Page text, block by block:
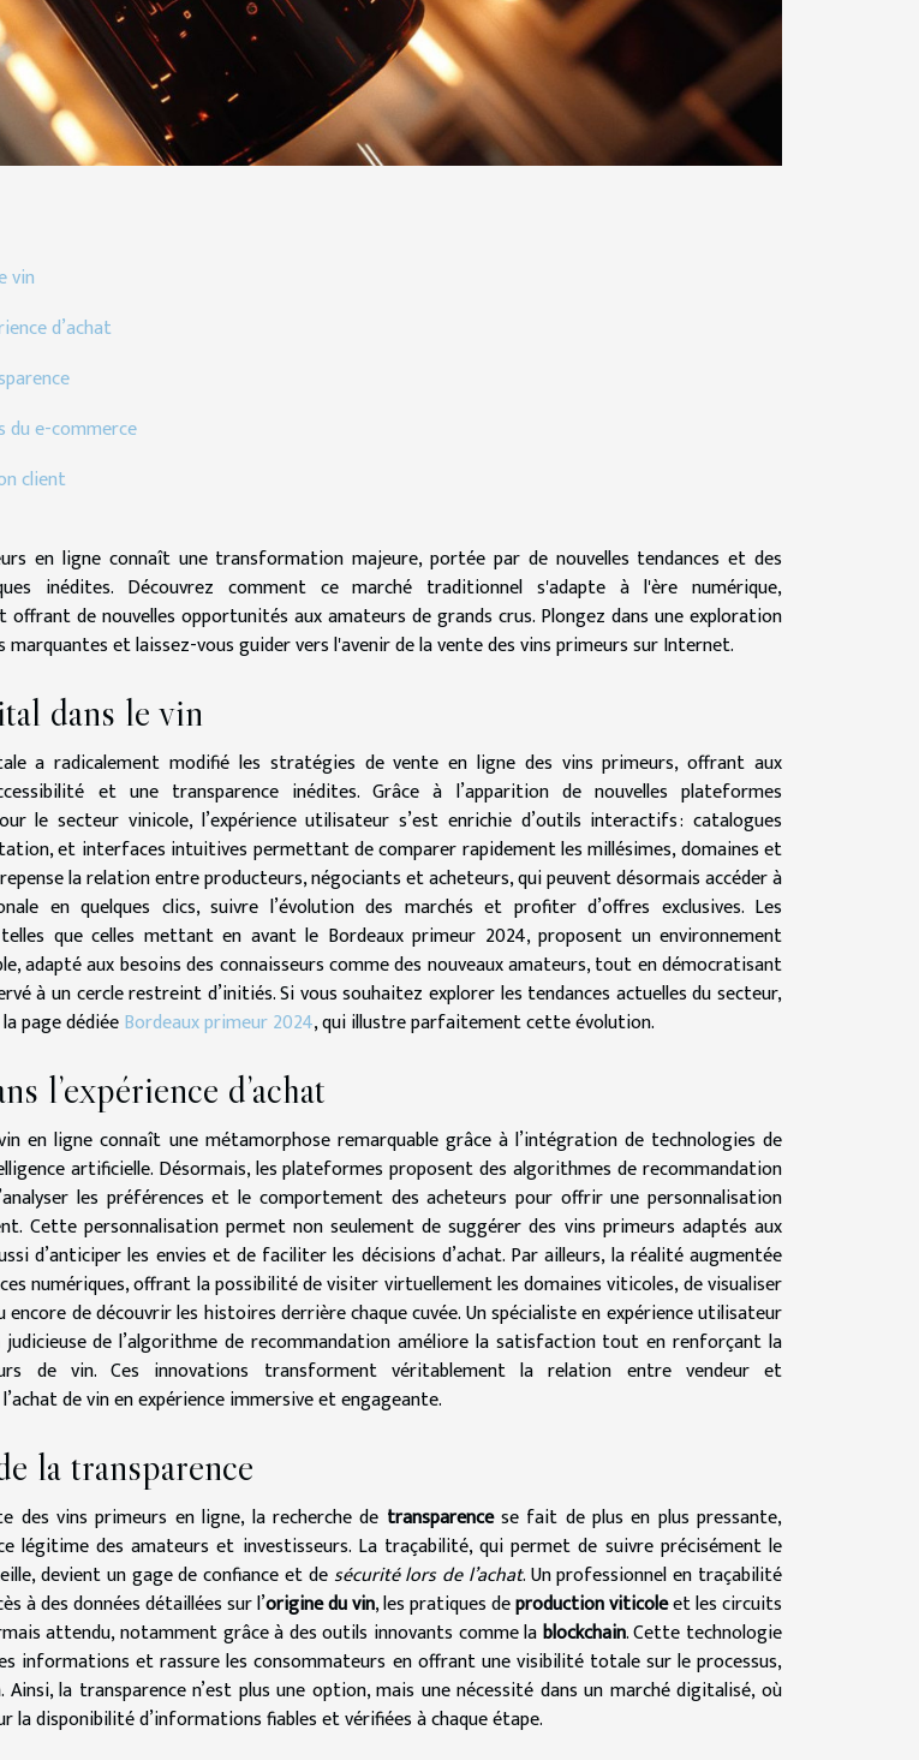
vin
d’achat
du e-commerce
client
en ligne connaît une transformation majeure, portée par de nouvelles tendances et des
inédites. Découvrez comment ce marché traditionnel s'adapte à l'ère numérique,
offrant de nouvelles opportunités aux amateurs de grands crus. Plongez dans une exploration
et laissez-vous guider vers l'avenir de la vente des vins primeurs sur Internet.
dans le vin
a radicalement modifié les stratégies de vente en ligne des vins primeurs, offrant aux
et une transparence inédites. Grâce à l’apparition de nouvelles plateformes
le secteur vinicole, l’expérience utilisateur s’est enrichie d’outils interactifs : catalogues
et interfaces intuitives permettant de comparer rapidement les millésimes, domaines et
la relation entre producteurs, négociants et acheteurs, qui peuvent désormais accéder à
en quelques clics, suivre l’évolution des marchés et profiter d’offres exclusives. Les
que celles mettant en avant le Bordeaux primeur 2024, proposent un environnement
adapté aux besoins des connaisseurs comme des nouveaux amateurs, tout en démocratisant
à un cercle restreint d’initiés. Si vous souhaitez explorer les tendances actuelles du secteur,
page dédiéeBordeaux primeur 2024, qui illustre parfaitement cette évolution.
l’expérience d’achat
en ligne connaît une métamorphose remarquable grâce à l’intégration de technologies de
artificielle. Désormais, les plateformes proposent des algorithmes de recommandation
les préférences et le comportement des acheteurs pour offrir une personnalisation
Cette personnalisation permet non seulement de suggérer des vins primeurs adaptés aux
d’anticiper les envies et de faciliter les décisions d’achat. Par ailleurs, la réalité augmentée
numériques, offrant la possibilité de visiter virtuellement les domaines viticoles, de visualiser
encore de découvrir les histoires derrière chaque cuvée. Un spécialiste en expérience utilisateur
judicieuse de l’algorithme de recommandation améliore la satisfaction tout en renforçant la
de vin. Ces innovations transforment véritablement la relation entre vendeur et
de vin en expérience immersive et engageante.
la transparence
des vins primeurs en ligne, la recherche de transparencese fait de plus en plus pressante,
légitime des amateurs et investisseurs. La traçabilité, qui permet de suivre précisément le
devient un gage de confiance et desécurité lors de l’achat. Un professionnel en traçabilité
à des données détaillées sur l’origine du vin, les pratiques deproduction viticoleet les circuits
attendu, notamment grâce à des outils innovants comme lablockchain. Cette technologie
informations et rassure les consommateurs en offrant une visibilité totale sur le processus,
la transparence n’est plus une option, mais une nécessité dans un marché digitalisé, où
la disponibilité d’informations fiables et vérifiées à chaque étape.